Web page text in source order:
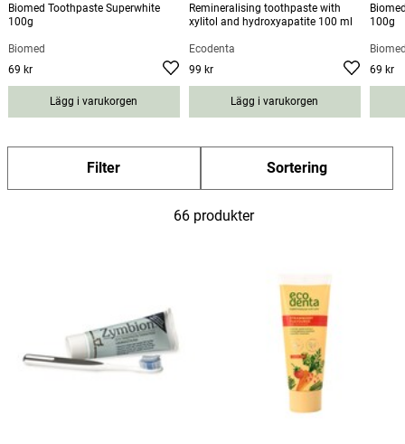
Biomed Toothpaste Superwhite
100g
Biomed
Pris
69 kr
Lägg i varukorgen
Remineralising toothpaste with
xylitol and hydroxyapatite 100 ml
Ecodenta
Pris:
99 kr
Lägg i varukorgen
100g
Pris:
69 kr
Filter Sortering
66 produkter